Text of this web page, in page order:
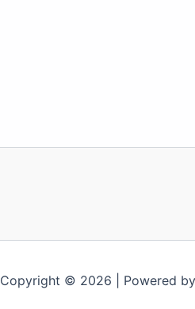
Copyright © 2026 | Powered by